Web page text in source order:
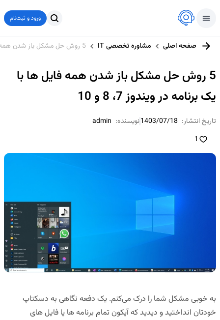
ورود و ثبت‌نام
صفحه اصلی مشاوره تخصصی IT 5 روش حل مشکل باز شدن همه فایل ها با یک برنامه در ویندوز 7، 8 و 10
5 روش حل مشکل باز شدن همه فایل ها با
یک برنامه در ویندوز 7، 8 و 10
تاریخ انتشار: 1403/07/18نویسنده: admin
1
به خوبی مشکل شما را درک می‌کنم. یک دفعه نگاهی به دسکتاپ
خودتان انداختید و دیدید که آیکون تمام برنامه ها یا فایل های